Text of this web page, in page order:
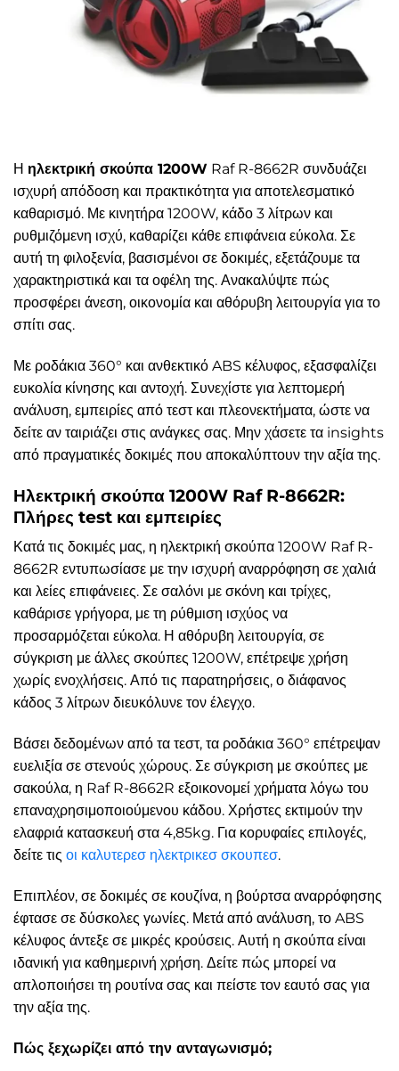
Η ηλεκτρική σκούπα 1200W Raf R-8662R συνδυάζει
ισχυρή απόδοση και πρακτικότητα για αποτελεσματικό
καθαρισμό. Με κινητήρα 1200W, κάδο 3 λίτρων και
ρυθμιζόμενη ισχύ, καθαρίζει κάθε επιφάνεια εύκολα. Σε
αυτή τη φιλοξενία, βασισμένοι σε δοκιμές, εξετάζουμε τα
χαρακτηριστικά και τα οφέλη της. Ανακαλύψτε πώς
προσφέρει άνεση, οικονομία και αθόρυβη λειτουργία για το
σπίτι σας.
Με ροδάκια 360° και ανθεκτικό ABS κέλυφος, εξασφαλίζει
ευκολία κίνησης και αντοχή. Συνεχίστε για λεπτομερή
ανάλυση, εμπειρίες από τεστ και πλεονεκτήματα, ώστε να
δείτε αν ταιριάζει στις ανάγκες σας. Μην χάσετε τα insights
από πραγματικές δοκιμές που αποκαλύπτουν την αξία της.
Ηλεκτρική σκούπα 1200W Raf R-8662R:
Πλήρες test και εμπειρίες
Κατά τις δοκιμές μας, η ηλεκτρική σκούπα 1200W Raf R-
8662R εντυπωσίασε με την ισχυρή αναρρόφηση σε χαλιά
και λείες επιφάνειες. Σε σαλόνι με σκόνη και τρίχες,
καθάρισε γρήγορα, με τη ρύθμιση ισχύος να
προσαρμόζεται εύκολα. Η αθόρυβη λειτουργία, σε
σύγκριση με άλλες σκούπες 1200W, επέτρεψε χρήση
χωρίς ενοχλήσεις. Από τις παρατηρήσεις, ο διάφανος
κάδος 3 λίτρων διευκόλυνε τον έλεγχο.
Βάσει δεδομένων από τα τεστ, τα ροδάκια 360° επέτρεψαν
ευελιξία σε στενούς χώρους. Σε σύγκριση με σκούπες με
σακούλα, η Raf R-8662R εξοικονομεί χρήματα λόγω του
επαναχρησιμοποιούμενου κάδου. Χρήστες εκτιμούν την
ελαφριά κατασκευή στα 4,85kg. Για κορυφαίες επιλογές,
δείτε τις οι καλυτερεσ ηλεκτρικεσ σκουπεσ.
Επιπλέον, σε δοκιμές σε κουζίνα, η βούρτσα αναρρόφησης
έφτασε σε δύσκολες γωνίες. Μετά από ανάλυση, το ABS
κέλυφος άντεξε σε μικρές κρούσεις. Αυτή η σκούπα είναι
ιδανική για καθημερινή χρήση. Δείτε πώς μπορεί να
απλοποιήσει τη ρουτίνα σας και πείστε τον εαυτό σας για
την αξία της.
Πώς ξεχωρίζει από την ανταγωνισμό;